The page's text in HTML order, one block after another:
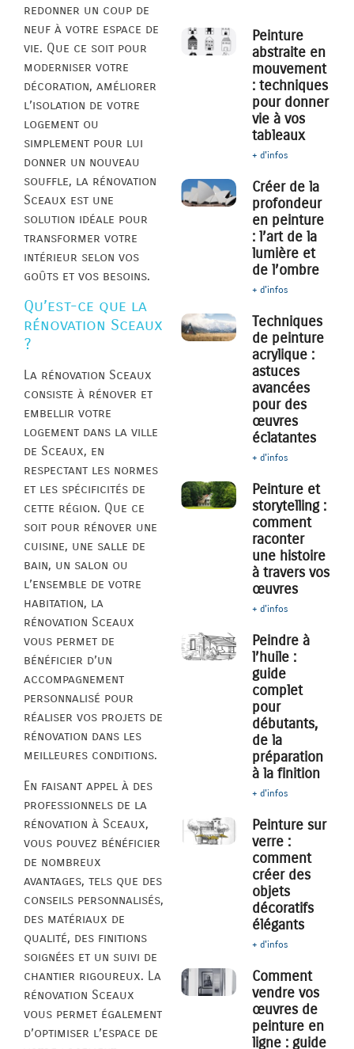
redonner un coup de
neuf à votre espace de
vie. Que ce soit pour
moderniser votre
décoration, améliorer
l’isolation de votre
logement ou
simplement pour lui
donner un nouveau
souffle, la rénovation
Sceaux est une
solution idéale pour
transformer votre
intérieur selon vos
goûts et vos besoins.
Qu’est-ce que la
rénovation Sceaux
?
La rénovation Sceaux
consiste à rénover et
embellir votre
logement dans la ville
de Sceaux, en
respectant les normes
et les spécificités de
cette région. Que ce
soit pour rénover une
cuisine, une salle de
bain, un salon ou
l’ensemble de votre
habitation, la
rénovation Sceaux
vous permet de
bénéficier d’un
accompagnement
personnalisé pour
réaliser vos projets de
rénovation dans les
meilleures conditions.
En faisant appel à des
professionnels de la
rénovation à Sceaux,
vous pouvez bénéficier
de nombreux
avantages, tels que des
conseils personnalisés,
des matériaux de
qualité, des finitions
soignées et un suivi de
chantier rigoureux. La
rénovation Sceaux
vous permet également
d’optimiser l’espace de
Peinture
abstraite en
mouvement
: techniques
pour donner
vie à vos
tableaux
+ d'infos
Créer de la
profondeur
en peinture
: l’art de la
lumière et
de l’ombre
+ d'infos
Techniques
de peinture
acrylique :
astuces
avancées
pour des
œuvres
éclatantes
+ d'infos
Peinture et
storytelling :
comment
raconter
une histoire
à travers vos
œuvres
+ d'infos
Peindre à
l’huile :
guide
complet
pour
débutants,
de la
préparation
à la finition
+ d'infos
Peinture sur
verre :
comment
créer des
objets
décoratifs
élégants
+ d'infos
Comment
vendre vos
œuvres de
peinture en
ligne : guide